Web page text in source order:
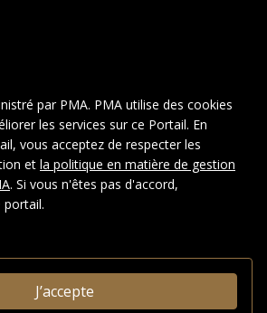
lettres de Raymond
Villon (1909-1914).
Lettre
PHOTOGRAPHIQUES ET
par PMA. PMA utilise des cookies
les services sur ce Portail. En
vous acceptez de respecter les
et la politique en matière de gestion
. Si vous n'êtes pas d'accord,
portail.
J’accepte